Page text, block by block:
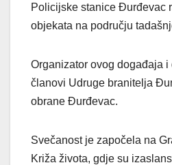
Policijske stanice Đurđevac
objekata na području
Organizator ovog događaja
članovi Udruge branitelja
obrane Đurđevac.
Svečanost je započela na
Križa života, gdje su